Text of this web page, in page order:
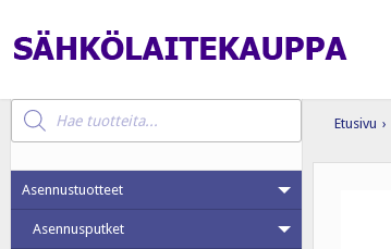
Etusivu ›
Products
search
Asennustuotteet
Asennusputket